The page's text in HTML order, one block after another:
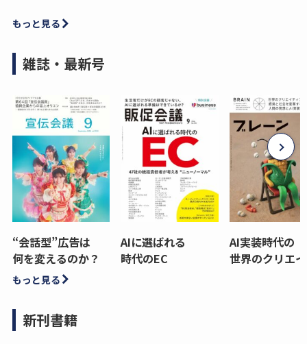
もっと見る
雑誌・最新号
“会話型”広告は
何を変えるのか？
AIに選ばれる
時代のEC
AI実装時代の
世界のクリエ
もっと見る
新刊書籍